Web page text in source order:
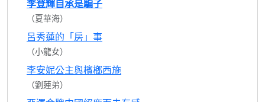
李登輝自承是騙子
（夏華海）
呂秀蓮的「房」事
（小龍女）
李安妮公主與檳榔西施
（劉蓮弟）